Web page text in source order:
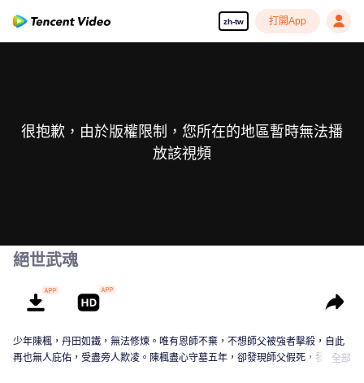
zh-tw 打開App
很抱歉，由於版權限制，您所在的地區暫時無法播
放該視頻
絕世武魂
少年陳楓，丹田如鐵，無法修煉。唯有恩師不棄，不想師父被強者擊殺，自此
再也無人庇佑，受盡旁人欺凌。陳楓盡心守墓五年，卻發現師父假死，發現師
全部